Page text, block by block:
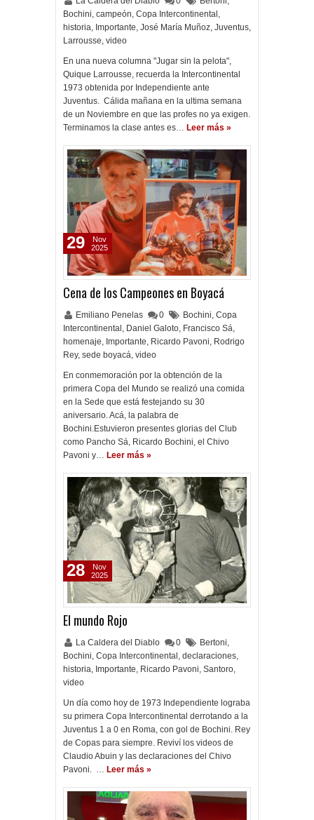
Bochini, campeón, Copa Intercontinental ,
historia, Importante, José María Muñoz, Juventus,
Larrousse, video
En una nueva columna "Jugar sin la pelota",
Quique Larrousse, recuerda la Intercontinental
1973 obtenida por Independiente ante
Juventus. Cálida mañana en la ultima semana
de un Noviembre en que las profes no ya exigen.
Terminamos la clase antes es… Leer más »
Cena de los Campeones en Boyacá
Emiliano Penelas 0 Bochini, Copa
Intercontinental , Daniel Galoto, Francisco Sá,
homenaje, Importante, Ricardo Pavoni, Rodrigo
Rey, sede boyacá, video
En conmemoración por la obtención de la
primera Copa del Mundo se realizó una comida
en la Sede que está festejando su 30
aniversario. Acá, la palabra de
Bochini.Estuvieron presentes glorias del Club
como Pancho Sá, Ricardo Bochini, el Chivo
Pavoni y… Leer más »
29
Nov
2025
El mundo Rojo
La Caldera del Diablo 0 Bertoni,
Bochini, Copa Intercontinental , declaraciones,
historia, Importante, Ricardo Pavoni, Santoro,
video
Un día como hoy de 1973 Independiente lograba
su primera Copa Intercontinental derrotando a la
Juventus 1 a 0 en Roma, con gol de Bochini. Rey
de Copas para siempre. Reviví los videos de
Claudio Abuin y las declaraciones del Chivo
Pavoni. … Leer más »
28
Nov
2025